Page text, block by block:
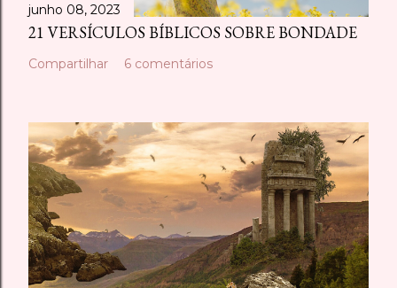
junho 08, 2023
21 VERSÍCULOS BÍBLICOS SOBRE BONDADE
Compartilhar 6 comentários